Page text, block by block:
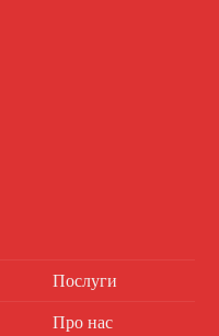
Послуги
Про нас